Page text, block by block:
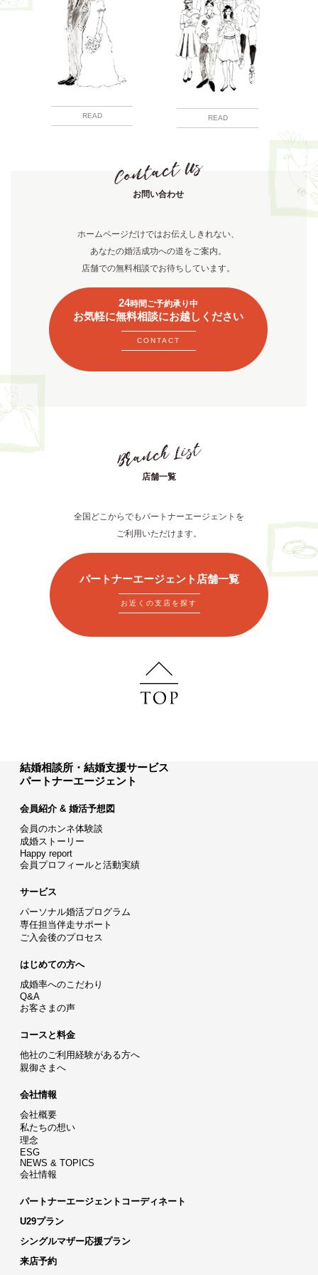
READ READ
お問い合わせ
ホームページだけではお伝えしきれない、
あなたの婚活成功への道をご案内。
店舗での無料相談でお待ちしています。
24時間ご予約承り中
お気軽に無料相談にお越しください
CONTACT
店舗一覧
全国どこからでもパートナーエージェントを
ご利用いただけます。
パートナーエージェント店舗一覧
お近くの支店を探す
結婚相談所・結婚支援サービス
パートナーエージェント
会員紹介 & 婚活予想図
会員のホンネ体験談
成婚ストーリー
Happy report
会員プロフィールと活動実績
サービス
パーソナル婚活プログラム
専任担当伴走サポート
ご入会後のプロセス
はじめての方へ
成婚率へのこだわり
Q&A
お客さまの声
コースと料金
他社のご利用経験がある方へ
親御さまへ
会社情報
会社概要
私たちの想い
理念
ESG
NEWS & TOPICS
会社情報
パートナーエージェントコーディネート
U29プラン
シングルマザー応援プラン
来店予約